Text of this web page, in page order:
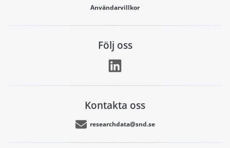
Användarvillkor
Följ oss
Kontakta oss
researchdata@snd.se